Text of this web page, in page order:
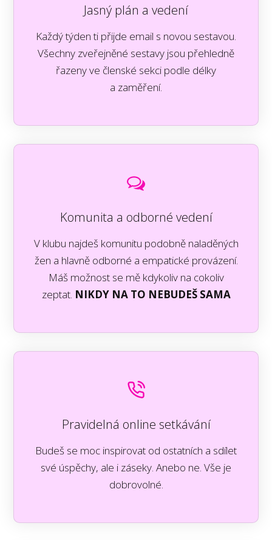
Jasný plán a vedení
Každý týden ti přijde email s novou sestavou.
Všechny zveřejněné sestavy jsou přehledně
řazeny ve členské sekci podle délky
a zaměření.
Komunita a odborné vedení
V klubu najdeš komunitu podobně naladěných
žen a hlavně odborné a empatické provázení.
Máš možnost se mě kdykoliv na cokoliv
zeptat. NIKDY NA TO NEBUDEŠ SAMA
Pravidelná online setkávání
Budeš se moc inspirovat od ostatních a sdílet
své úspěchy, ale i záseky. Anebo ne. Vše je
dobrovolné.